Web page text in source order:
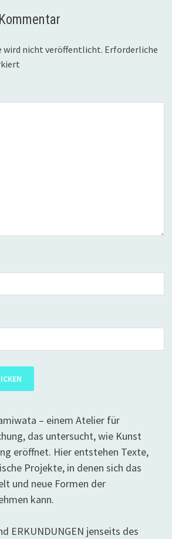
wird nicht veröffentlicht. Erforderliche
– einem Atelier für
das untersucht, wie Kunst
eröffnet. Hier entstehen Texte,
Projekte, in denen sich das
und neue Formen der
kann.
ERKUNDUNGEN jenseits des